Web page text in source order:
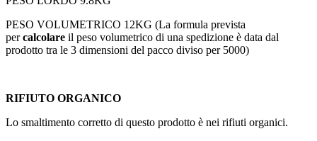
PESO VOLUMETRICO 12KG (La formula prevista
per calcolare il peso volumetrico di una spedizione è data dal
prodotto tra le 3 dimensioni del pacco diviso per 5000)
RIFIUTO ORGANICO
Lo smaltimento corretto di questo prodotto è nei rifiuti organici.